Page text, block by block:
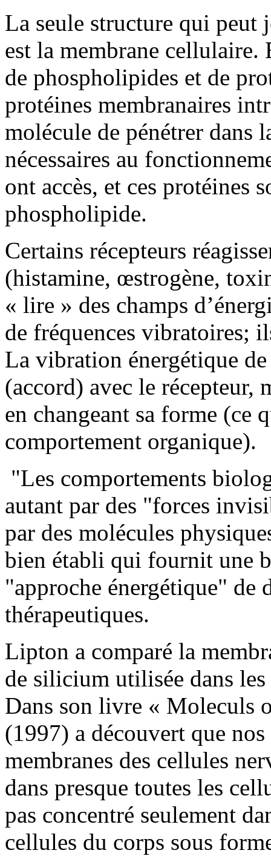
La seule structure qui peut
est la membrane
de phospholipides et de
protéines membranaires
molécule de pénétrer dans
nécessaires au
ont accès, et ces protéines
phospholipide.
Certains récepteurs
(histamine, œstrogène,
« lire » des champs
de fréquences vibratoires;
La vibration énergétique
(accord) avec le récepteur,
en changeant sa forme (ce
comportement organique).
"Les comportements
autant par des "forces
par des molécules
bien établi qui fournit une
"approche énergétique" de
thérapeutiques.
Lipton a comparé la
de silicium utilisée dans
Dans son livre « Moleculs
(1997) a découvert que
membranes des cellules
dans presque toutes les
pas concentré seulement
cellules du corps sous